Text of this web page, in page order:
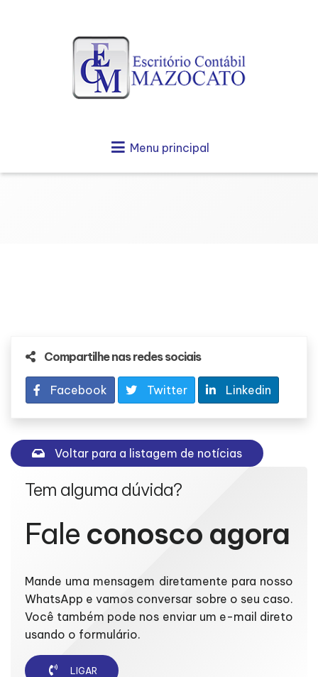
Menu principal
Compartilhe nas redes sociais
Facebook Twitter Linkedin
Voltar para a listagem de notícias
Tem alguma dúvida?
Fale conosco agora
Mande uma mensagem diretamente para nosso
WhatsApp e vamos conversar sobre o seu caso.
Você também pode nos enviar um e-mail direto
usando o formulário.
LIGAR